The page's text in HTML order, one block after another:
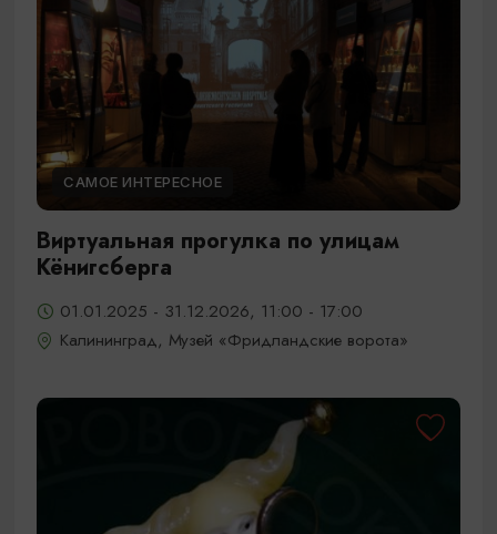
САМОЕ ИНТЕРЕСНОЕ
Виртуальная прогулка по улицам
Кёнигсберга
01.01.2025 - 31.12.2026, 11:00 - 17:00
Калининград, Музей «Фридландские ворота»